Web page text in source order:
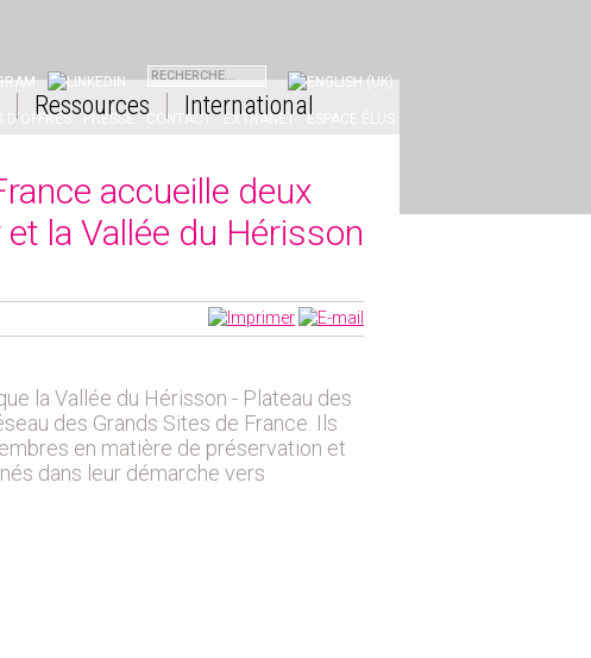
D'OFFRES PRESSE CONTACT EXTRANET ESPACE ÉLUS
Ressources International
accueille deux
la Vallée du Hérisson
la Vallée du Hérisson - Plateau des
des Grands Sites de France. Ils
en matière de préservation et
dans leur démarche vers